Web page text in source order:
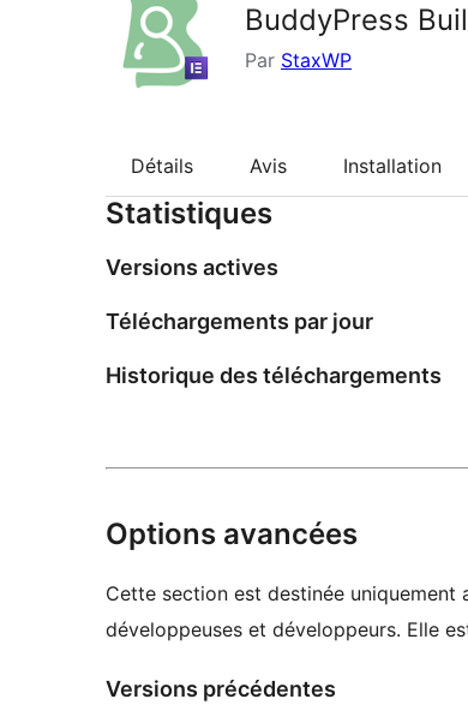
BuddyPress
Par StaxWP
Détails Avis Installation
Statistiques
Versions actives
Téléchargements par jour
Historique des téléchargements
Options avancées
Cette section est destinée
développeuses et développeurs. Elle
Versions précédentes